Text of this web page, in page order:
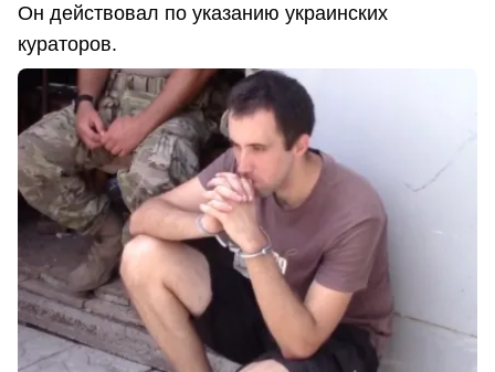
Он действовал по указанию украинских
кураторов.